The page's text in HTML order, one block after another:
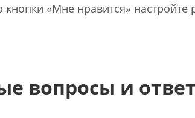
«Мне нравится» настройте
вопросы и